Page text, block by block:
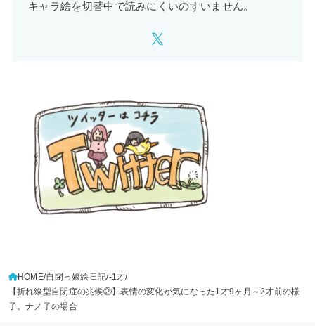
キャラ絵を切替中で読みにくいのすいません。
HOME 自閉っ娘絵日記 -1才
【折れ線型自閉症の兆候②】表情の変化が気になった1才9ヶ月～2才前の様
子。ナノ子の場合